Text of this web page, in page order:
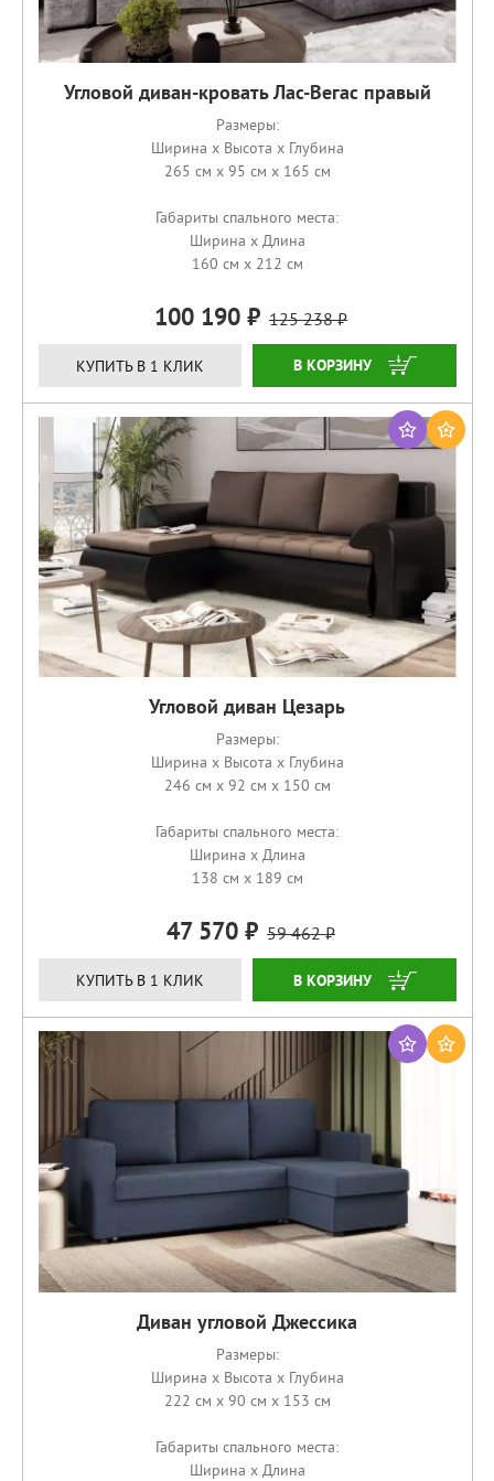
Угловой диван-кровать Лас-Вегас правый
Размеры:
Ширина x Высота x Глубина
265 см x 95 см x 165 см
Габариты спального места:
Ширина x Длина
160 см x 212 см
100 190 125 238
КУПИТЬ В 1 КЛИК ЗАКАЗАТЬ
Угловой диван Цезарь
Размеры:
Ширина x Высота x Глубина
246 см x 92 см x 150 см
Габариты спального места:
Ширина x Длина
138 см x 189 см
47 570 59 462
КУПИТЬ В 1 КЛИК ЗАКАЗАТЬ
Диван угловой Джессика
Размеры:
Ширина x Высота x Глубина
222 см x 90 см x 153 см
Габариты спального места:
Ширина x Длина